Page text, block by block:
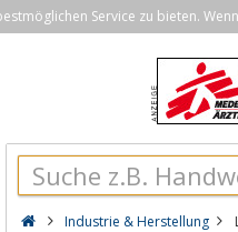
Service zu bieten.
Industrie & Herstellung